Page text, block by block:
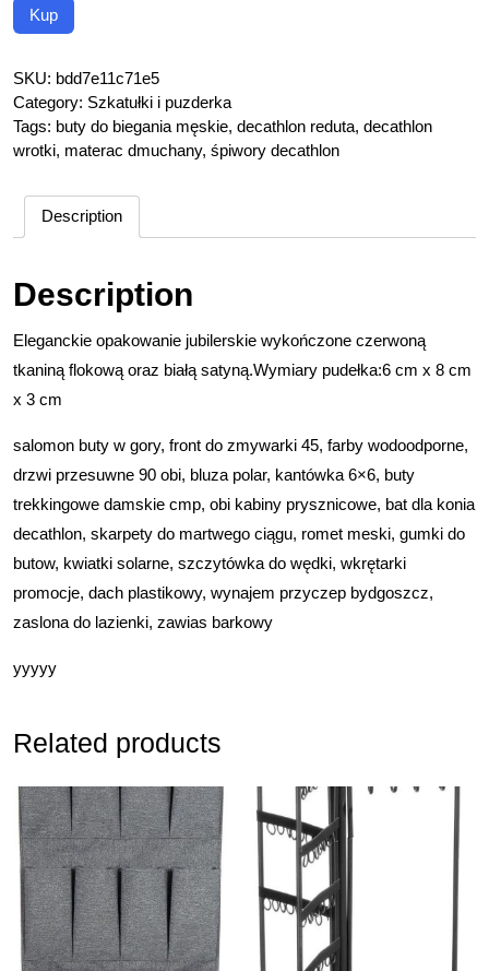
Kup
SKU: bdd7e11c71e5
Category: Szkatułki i puzderka
Tags: buty do biegania męskie, decathlon reduta, decathlon
wrotki, materac dmuchany, śpiwory decathlon
Description
Description
Eleganckie opakowanie jubilerskie wykończone czerwoną
tkaniną flokową oraz białą satyną.Wymiary pudełka:6 cm x 8 cm
x 3 cm
salomon buty w gory, front do zmywarki 45, farby wodoodporne,
drzwi przesuwne 90 obi, bluza polar, kantówka 6×6, buty
trekkingowe damskie cmp, obi kabiny prysznicowe, bat dla konia
decathlon, skarpety do martwego ciągu, romet meski, gumki do
butow, kwiatki solarne, szczytówka do wędki, wkrętarki
promocje, dach plastikowy, wynajem przyczep bydgoszcz,
zaslona do lazienki, zawias barkowy
yyyyy
Related products